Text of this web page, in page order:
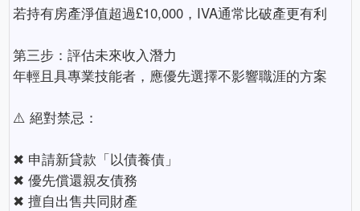
若持有房產淨值超過£10,000，IVA通常比破產更有利
第三步：評估未來收入潛力
年輕且具專業技能者，應優先選擇不影響職涯的方案
⚠️ 絕對禁忌：
✖ 申請新貸款「以債養債」
✖ 優先償還親友債務
✖ 擅自出售共同財產